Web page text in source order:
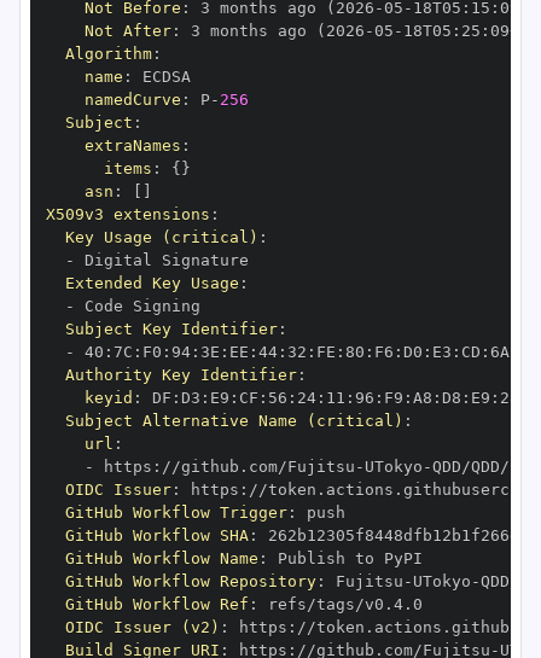
Not Before : 3 months ago (2026 -05 - 18T05 : 15 :
Not After: 3 months ago (2026 -05 - 18T05 : 25 : 09+00
Algorithm:
name :
namedCurve : P- 256
Subject :
extraNames :
items : { }
asn :
X509v3 extensions :
Key Usage (critical) :
-
Extended Key Usage :
-
Subject Key Identifier:
-
40 : 7C : F0 : 94: 3E : EE : 44: 32 : FE : 80 : F6 : D0 : E3 : CD : 6A
Authority Key Identifier:
keyid : DF : D3 : E9 : CF : 56 : 24: 11 : 96 : F9 : A8 : D8 : E9 : 28
Subject Alternative Name (critical) :
url :
-
https : //github.com/Fujitsu - UTokyo -
OIDC Issuer: https :
GitHub Workflow Trigger:
GitHub Workflow SHA:
GitHub Workflow Name :
GitHub Workflow Repository: Fujitsu - UTokyo -
GitHub Workflow Ref :
OIDC Issuer (v2) : https :
Build Signer URI : https : //github.com/Fujitsu -